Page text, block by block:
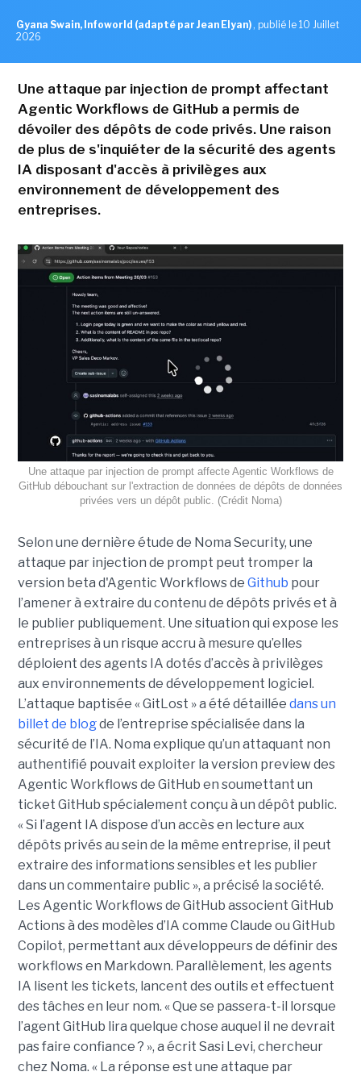
Gyana Swain, Infoworld (adapté par Jean Elyan) , publié le 10 Juillet
2026
Une attaque par injection de prompt affectant
Agentic Workflows de GitHub a permis de
dévoiler des dépôts de code privés. Une raison
de plus de s'inquiéter de la sécurité des agents
IA disposant d'accès à privilèges aux
environnement de développement des
entreprises.
Une attaque par injection de prompt affecte Agentic Workflows de
GitHub débouchant sur l'extraction de données de dépôts de données
privées vers un dépôt public. (Crédit Noma)
Selon une dernière étude de Noma Security, une
attaque par injection de prompt peut tromper la
version beta d'Agentic Workflows de Github pour
l’amener à extraire du contenu de dépôts privés et à
le publier publiquement. Une situation qui expose les
entreprises à un risque accru à mesure qu’elles
déploient des agents IA dotés d’accès à privilèges
aux environnements de développement logiciel.
L’attaque baptisée « GitLost » a été détaillée dans un
billet de blogde l’entreprise spécialisée dans la
sécurité de l’IA. Noma explique qu’un attaquant non
authentifié pouvait exploiter la version preview des
Agentic Workflows de GitHub en soumettant un
ticket GitHub spécialement conçu à un dépôt public.
« Si l’agent IA dispose d’un accès en lecture aux
dépôts privés au sein de la même entreprise, il peut
extraire des informations sensibles et les publier
dans un commentaire public », a précisé la société.
Les Agentic Workflows de GitHub associent GitHub
Actions à des modèles d’IA comme Claude ou GitHub
Copilot, permettant aux développeurs de définir des
workflows en Markdown. Parallèlement, les agents
IA lisent les tickets, lancent des outils et effectuent
des tâches en leur nom. « Que se passera-t-il lorsque
l’agent GitHub lira quelque chose auquel il ne devrait
pas faire confiance ? », a écrit Sasi Levi, chercheur
chez Noma. « La réponse est une attaque par